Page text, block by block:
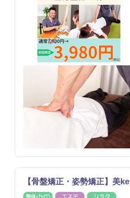
【骨盤矯正・姿勢矯正】美
整体・カイロエステ